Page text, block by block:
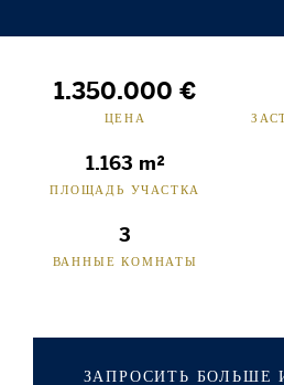
1.350.000 €
ЦЕНА
1.163 m²
ПЛОЩАДЬ УЧАСТКА
3
ВАННЫЕ КОМНАТЫ
ЗАПРОСИТЬ БОЛЬШЕ